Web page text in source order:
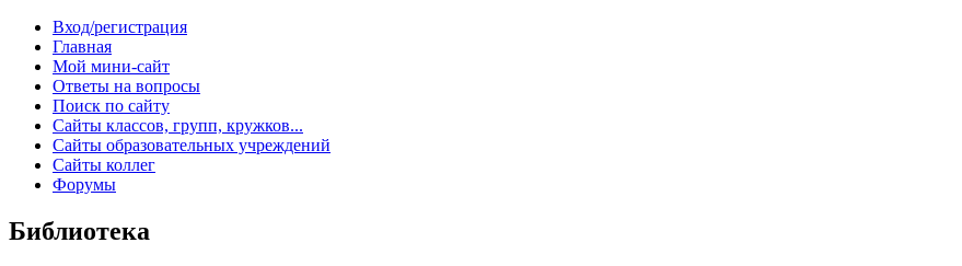
Вход/регистрация
Главная
Мой мини-сайт
Ответы на вопросы
Поиск по сайту
Сайты классов, групп, кружков...
Сайты образовательных учреждений
Сайты коллег
Форумы
Библиотека